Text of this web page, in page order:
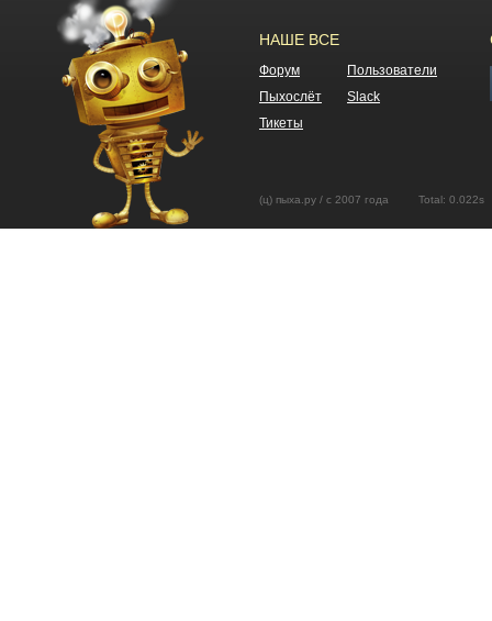
НАШЕ ВСЕ
Форум
Пользователи
Пыхослёт
Slack
Тикеты
(ц) пыха.ру / с 2007 года Total: